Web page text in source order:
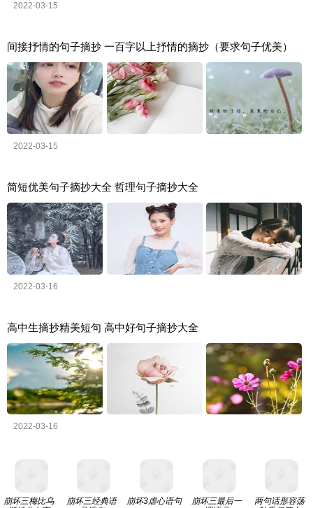
2022-03-15
间接抒情的句子摘抄 一百字以上抒情的摘抄（要求句子优美）
2022-03-15
简短优美句子摘抄大全 哲理句子摘抄大全
2022-03-16
高中生摘抄精美短句 高中好句子摘抄大全
2022-03-16
崩坏三梅比乌
崩坏三经典语
崩坏3虐心语句
崩坏三最后一
两句话形容荡